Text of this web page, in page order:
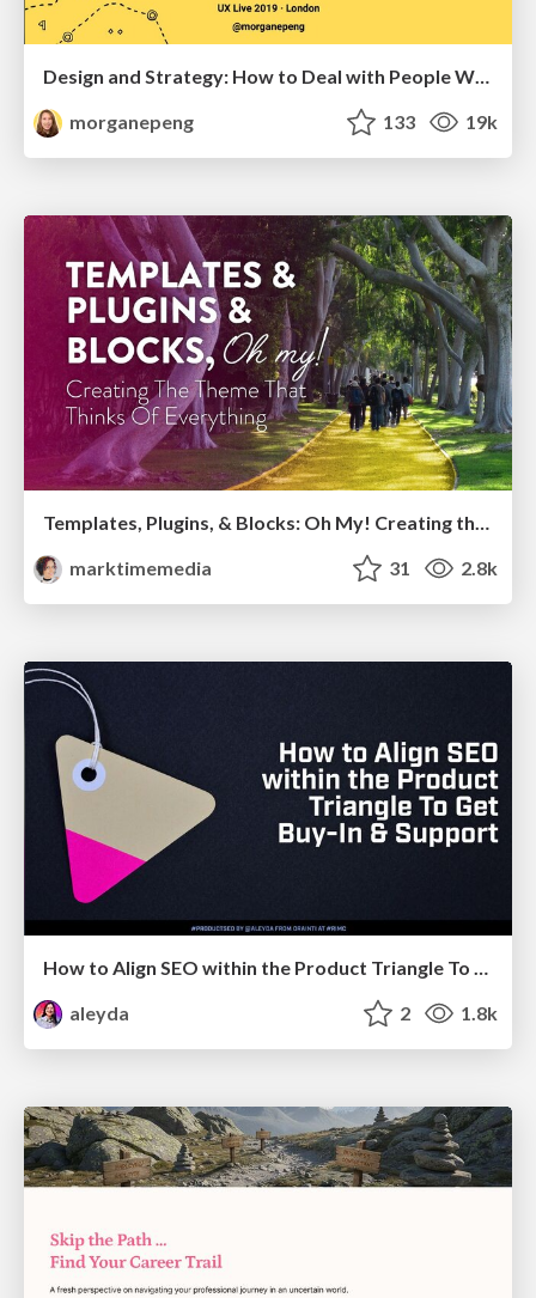
Design and Strategy: How to Deal with People Who Don’t "Get" Design
morganepeng
133 19k
Templates, Plugins, & Blocks: Oh My! Creating the theme that thinks of everything
marktimemedia
31 2.8k
How to Align SEO within the Product Triangle To Get Buy-In & Support - #RIMC
aleyda
2 1.8k